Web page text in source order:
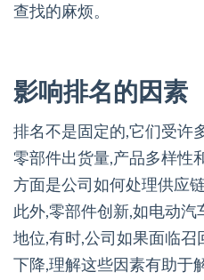
查找的麻烦。
影响排名的因素
排名不是固定的,它们受许
零部件出货量,产品多样性
方面是公司如何处理供应
此外,零部件创新,如电动汽
地位,有时,公司如果面临
下降,理解这些因素有助于